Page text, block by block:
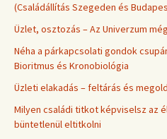
(Családállítás Szegeden és
Üzlet, osztozás – Az Univerzum
Néha a párkapcsolati gondok
Bioritmus és Kronobiológia
Üzleti elakadás – feltárás és
Milyen családi titkot képviselsz az
büntetlenül eltitkolni